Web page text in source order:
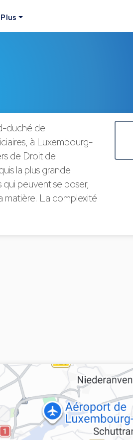
Plus
duché de
à Luxembourg-
de Droit de
la plus grande
peuvent se poser,
matière. La complexité